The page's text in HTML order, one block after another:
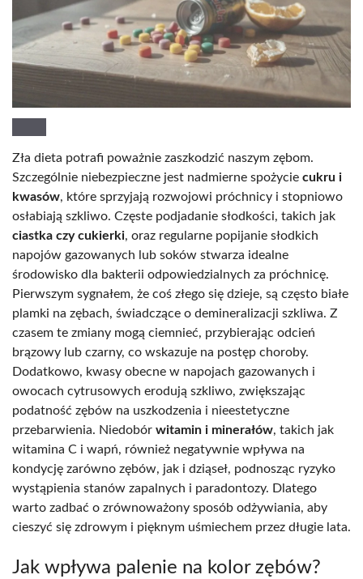
Zła dieta potrafi poważnie zaszkodzić naszym zębom.
Szczególnie niebezpieczne jest nadmierne spożycie cukru i
kwasów, które sprzyjają rozwojowi próchnicy i stopniowo
osłabiają szkliwo. Częste podjadanie słodkości, takich jak
ciastka czy cukierki, oraz regularne popijanie słodkich
napojów gazowanych lub soków stwarza idealne
środowisko dla bakterii odpowiedzialnych za próchnicę.
Pierwszym sygnałem, że coś złego się dzieje, są często białe
plamki na zębach, świadczące o demineralizacji szkliwa. Z
czasem te zmiany mogą ciemnieć, przybierając odcień
brązowy lub czarny, co wskazuje na postęp choroby.
Dodatkowo, kwasy obecne w napojach gazowanych i
owocach cytrusowych erodują szkliwo, zwiększając
podatność zębów na uszkodzenia i nieestetyczne
przebarwienia. Niedobór witamin i minerałów, takich jak
witamina C i wapń, również negatywnie wpływa na
kondycję zarówno zębów, jak i dziąseł, podnosząc ryzyko
wystąpienia stanów zapalnych i paradontozy. Dlatego
warto zadbać o zrównoważony sposób odżywiania, aby
cieszyć się zdrowym i pięknym uśmiechem przez długie lata.
Jak wpływa palenie na kolor zębów?